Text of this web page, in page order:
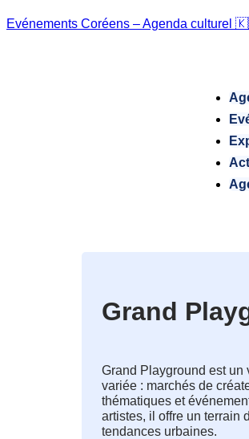
Evénements Coréens – Agenda culturel
Grand
Grand Playground est
variée : marchés de
thématiques et
artistes, il offre un terrain
tendances urbaines.